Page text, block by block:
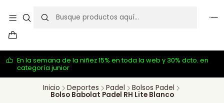
En la semana de la niñez 15% en toda la web y 30% dcto. en
categoría junior
Inicio Deportes Padel Bolsos Padel
Bolso Babolat Padel RH Lite Blanco